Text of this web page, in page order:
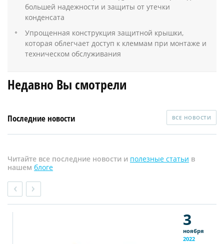
большей надежности и защиты от утечки
конденсата
Упрощенная конструкция защитной крышки,
которая облегчает доступ к клеммам при монтаже и
техническом обслуживания
Недавно Вы смотрели
Последние новости ВСЕ НОВОСТИ
Читайте все последние новости и полезные статьи в
нашем блоге
3
ноября
2022